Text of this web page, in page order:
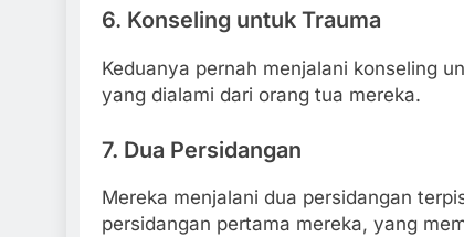
6. Konseling untuk Trauma
Keduanya pernah menjalani konseling
yang dialami dari orang tua mereka.
7. Dua Persidangan
Mereka menjalani dua persidangan
persidangan pertama mereka, yang